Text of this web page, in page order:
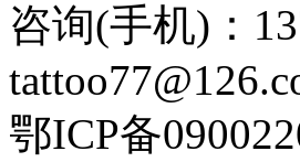
咨询(手机)：
鄂ICP备